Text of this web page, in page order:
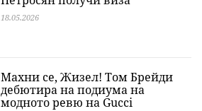
18.05.2026
Махни се, Жизел! Том Брейди
дебютира на подиума на
модното ревю на Gucci